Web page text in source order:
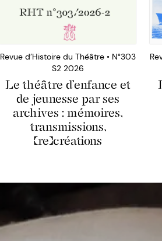
Revue d’Histoire du Théâtre • N°303
S2 2026
Le théâtre d’enfance et
de jeunesse par ses
archives : mémoires,
transmissions,
(re)créations